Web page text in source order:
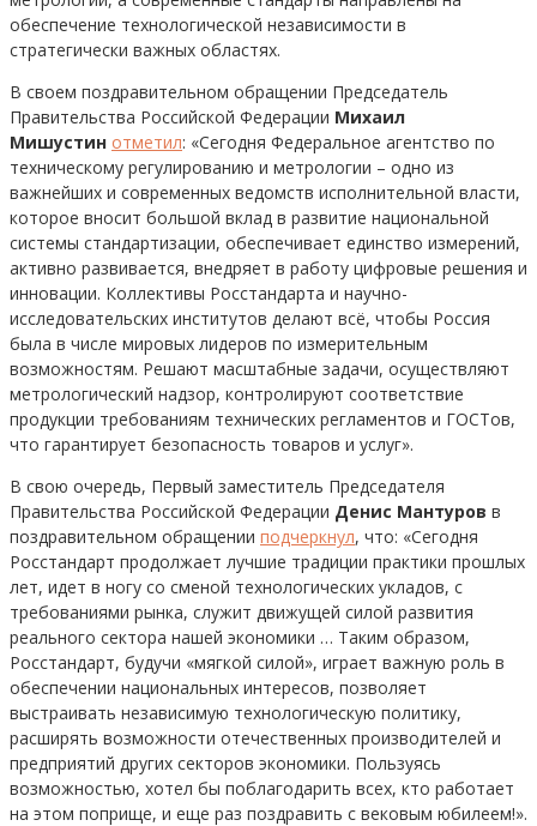
обеспечение технологической независимости в
стратегически важных областях.
В своем поздравительном обращении Председатель
Правительства Российской Федерации Михаил
Мишустин отметил: «Сегодня Федеральное агентство по
техническому регулированию и метрологии – одно из
важнейших и современных ведомств исполнительной власти,
которое вносит большой вклад в развитие национальной
системы стандартизации, обеспечивает единство измерений,
активно развивается, внедряет в работу цифровые решения и
инновации. Коллективы Росстандарта и научно-
исследовательских институтов делают всё, чтобы Россия
была в числе мировых лидеров по измерительным
возможностям. Решают масштабные задачи, осуществляют
метрологический надзор, контролируют соответствие
продукции требованиям технических регламентов и ГОСТов,
что гарантирует безопасность товаров и услуг».
В свою очередь, Первый заместитель Председателя
Правительства Российской Федерации Денис Мантуров в
поздравительном обращении подчеркнул, что: «Сегодня
Росстандарт продолжает лучшие традиции практики прошлых
лет, идет в ногу со сменой технологических укладов, с
требованиями рынка, служит движущей силой развития
реального сектора нашей экономики … Таким образом,
Росстандарт, будучи «мягкой силой», играет важную роль в
обеспечении национальных интересов, позволяет
выстраивать независимую технологическую политику,
расширять возможности отечественных производителей и
предприятий других секторов экономики. Пользуясь
возможностью, хотел бы поблагодарить всех, кто работает
на этом поприще, и еще раз поздравить с вековым юбилеем!».